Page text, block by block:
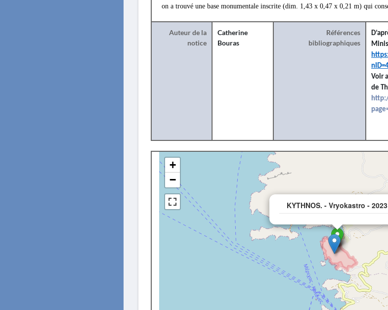
on a trouvé une base monumentale inscrite (dim. 1,43 x 0,47 x 0,21 m) qui
Auteur de la
notice
Catherine
Bouras
Références
bibliographiques
Voir
de
KYTHNOS. - Vryokastro - 2023
+
−